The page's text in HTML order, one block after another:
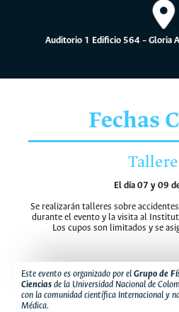
Auditorio 1 Edificio 564 – Gloria
Fechas
El día 07 y 09
Se realizarán talleres sobre
durante el evento y la visita al
Los cupos son limitados y se
Este evento es organizado por el Grupo de
Ciencias de la Universidad Nacional de
con la comunidad científica Internacional y
Médica.